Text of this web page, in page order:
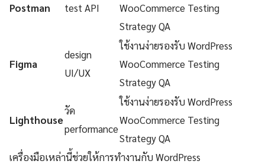
Postman test API
WooCommerce Testing
Strategy QA
Figma
design
UI/UX
ใช้งานง่ายรองรับ WordPress
WooCommerce Testing
Strategy QA
Lighthouse
วัด
performance
ใช้งานง่ายรองรับ WordPress
WooCommerce Testing
Strategy QA
เครื่องมือเหล่านี้ช่วยให้การทำงานกับ WordPress